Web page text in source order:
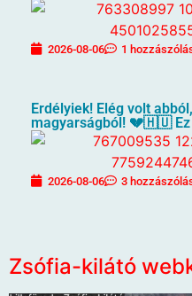
2026-08-06 1
Erdélyiek! Elég volt
magyarságból! 💔🇭🇺
2026-08-06 3
Zsófia-kilátó